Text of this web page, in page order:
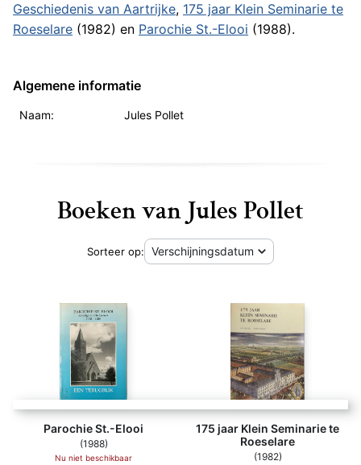
Geschiedenis van Aartrijke, 175 jaar Klein Seminarie te
Roeselare (1982) en Parochie St.-Elooi (1988).
Algemene informatie
Naam: Jules Pollet
Boeken van Jules Pollet
Sorteer op:
Parochie St.-Elooi
(1988)
Nu niet beschikbaar
175 jaar Klein Seminarie te
Roeselare
(1982)